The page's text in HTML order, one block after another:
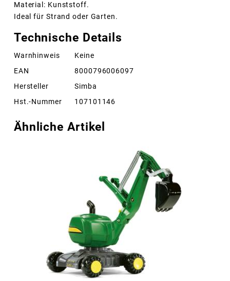
Material: Kunststoff.
Ideal für Strand oder Garten.
Technische Details
Warnhinweis
Keine
EAN
8000796006097
Hersteller
Simba
Hst.-Nummer
107101146
Ähnliche Artikel